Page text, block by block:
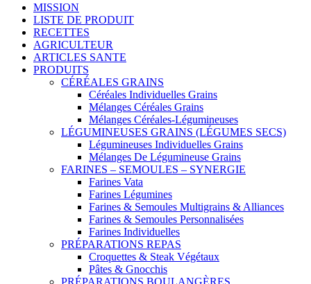
MISSION
LISTE DE PRODUIT
RECETTES
AGRICULTEUR
ARTICLES SANTE
PRODUITS
CÉRÉALES GRAINS
Céréales Individuelles Grains
Mélanges Céréales Grains
Mélanges Céréales-Légumineuses
LÉGUMINEUSES GRAINS (LÉGUMES SECS)
Légumineuses Individuelles Grains
Mélanges De Légumineuse Grains
FARINES – SEMOULES – SYNERGIE
Farines Vata
Farines Légumines
Farines & Semoules Multigrains & Alliances
Farines & Semoules Personnalisées
Farines Individuelles
PRÉPARATIONS REPAS
Croquettes & Steak Végétaux
Pâtes & Gnocchis
PRÉPARATIONS BOULANGÈRES